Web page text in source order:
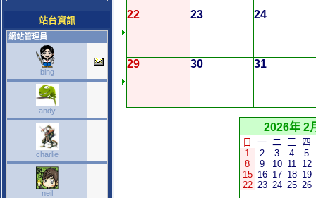
站台資訊
網站管理員
bing
andy
charlie
neil
22 23 24
29 30 31
2026年 2
日 一 二 三
四
1
2 3 4
5
8
9 10 11 12
15 16 17 18 19
22 23 24 25 26